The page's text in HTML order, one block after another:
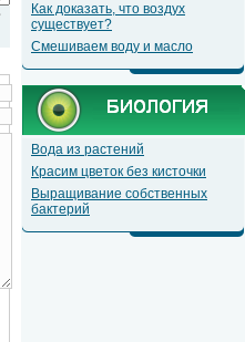
Как доказать, что воздух
существует?
Смешиваем воду и масло
Вода из растений
Красим цветок без кисточки
Выращивание собственных
бактерий